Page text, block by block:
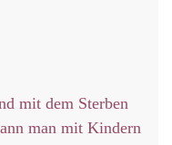
mit dem Sterben
man mit Kindern